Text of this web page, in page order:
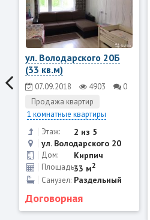
ул. Володарского 20Б
(33 кв.м)
07.09.2018 4903
0
Продажа квартир
1 комнатные квартиры
Этаж:
2 из 5
ул. Володарского 20
Дом: Кирпич
Площадь:33 м2
Санузел: Раздельный
Договорная